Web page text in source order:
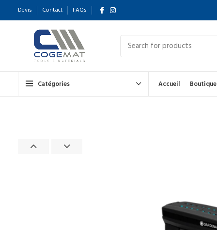
Devis Contact FAQs
Catégories Accueil Boutique